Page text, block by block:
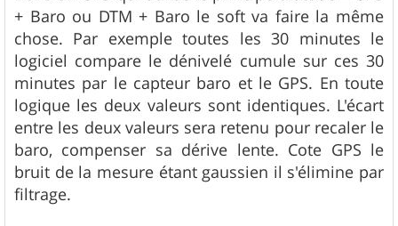
+ Baro ou DTM + Baro le soft va faire la même
chose. Par exemple toutes les 30 minutes le
logiciel compare le dénivelé cumule sur ces 30
minutes par le capteur baro et le GPS. En toute
logique les deux valeurs sont identiques. L'écart
entre les deux valeurs sera retenu pour recaler le
baro, compenser sa dérive lente. Cote GPS le
bruit de la mesure étant gaussien il s'élimine par
filtrage.